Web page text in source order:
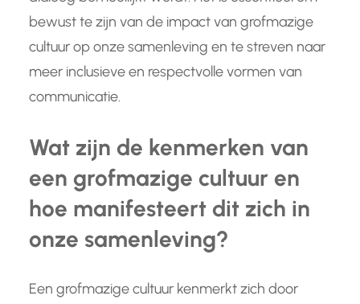
bewust te zijn van de impact van grofmazige
cultuur op onze samenleving en te streven naar
meer inclusieve en respectvolle vormen van
communicatie.
Wat zijn de kenmerken van
een grofmazige cultuur en
hoe manifesteert dit zich in
onze samenleving?
Een grofmazige cultuur kenmerkt zich door